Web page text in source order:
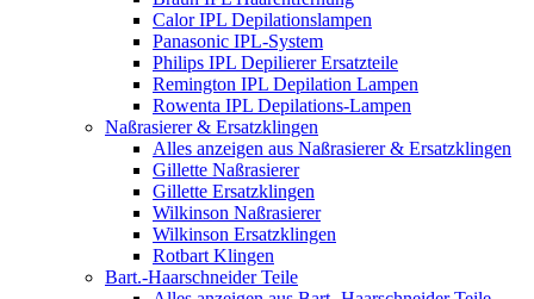
Calor IPL Depilationslampen
Panasonic IPL-System
Philips IPL Depilierer Ersatzteile
Remington IPL Depilation Lampen
Rowenta IPL Depilations-Lampen
Naßrasierer & Ersatzklingen
Alles anzeigen aus Naßrasierer & Ersatzklingen
Gillette Naßrasierer
Gillette Ersatzklingen
Wilkinson Naßrasierer
Wilkinson Ersatzklingen
Rotbart Klingen
Bart.-Haarschneider Teile